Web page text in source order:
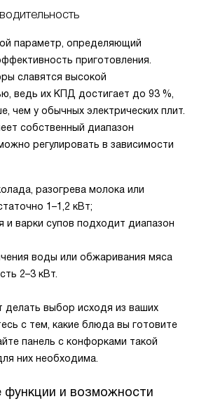
параметр, определяющий
приготовления.
славятся высокой
ведь их КПД достигает до 93 %,
чем у обычных электрических плит.
собственный диапазон
регулировать в зависимости
разогрева молока или
1–1,2 кВт;
и варки супов подходит диапазон
воды или обжаривания мяса
2–3 кВт.
делать выбор исходя из ваших
с тем, какие блюда вы готовите
панель с конфорками такой
них необходима.
функции и возможности